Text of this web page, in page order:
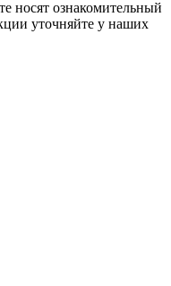
носят ознакомительный
уточняйте у наших